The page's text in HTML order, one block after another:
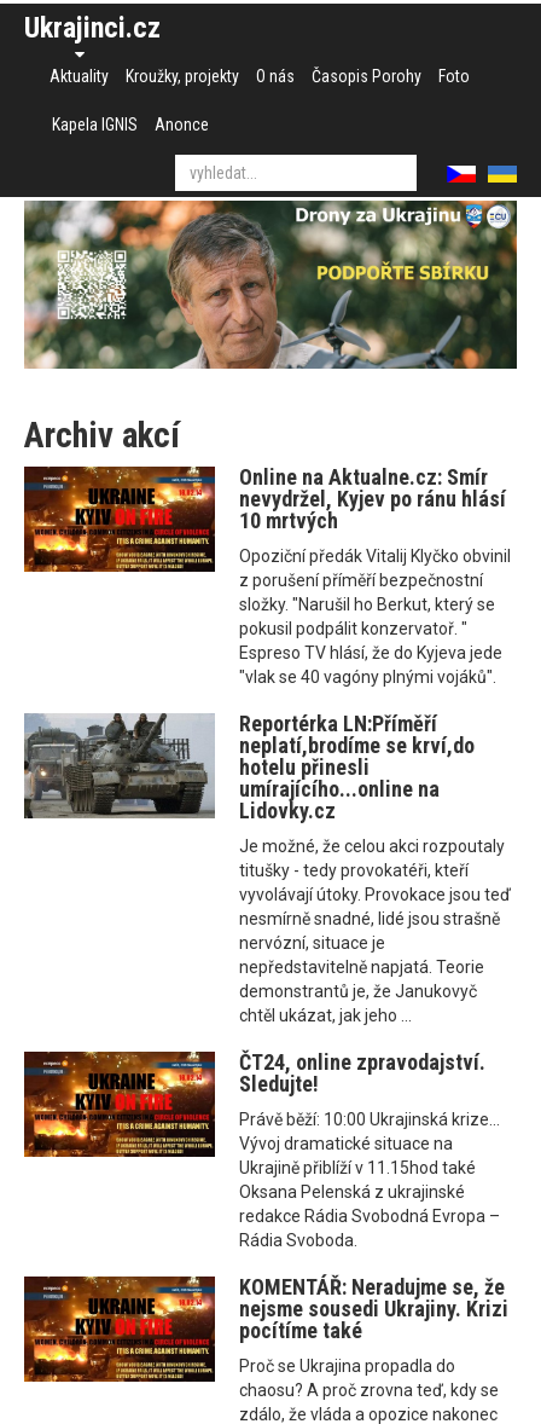
Ukrajinci.cz
Aktuality Kroužky, projekty O nás Časopis Porohy Foto
Kapela IGNIS Anonce
Archiv akcí
Online na Aktualne.cz: Smír
nevydržel, Kyjev po ránu hlásí
10 mrtvých
Opoziční předák Vitalij Klyčko obvinil
z porušení příměří bezpečnostní
složky. "Narušil ho Berkut, který se
pokusil podpálit konzervatoř. "
Espreso TV hlásí, že do Kyjeva jede
"vlak se 40 vagóny plnými vojáků".
Reportérka LN:Příměří
neplatí,brodíme se krví,do
hotelu přinesli
umírajícího...online na
Lidovky.cz
Je možné, že celou akci rozpoutaly
titušky - tedy provokatéři, kteří
vyvolávají útoky. Provokace jsou teď
nesmírně snadné, lidé jsou strašně
nervózní, situace je
nepředstavitelně napjatá. Teorie
demonstrantů je, že Janukovyč
chtěl ukázat, jak jeho ...
ČT24, online zpravodajství.
Sledujte!
Právě běží: 10:00 Ukrajinská krize...
Vývoj dramatické situace na
Ukrajině přiblíží v 11.15hod také
Oksana Pelenská z ukrajinské
redakce Rádia Svobodná Evropa –
Rádia Svoboda.
KOMENTÁŘ: Neradujme se, že
nejsme sousedi Ukrajiny. Krizi
pocítíme také
Proč se Ukrajina propadla do
chaosu? A proč zrovna teď, kdy se
zdálo, že vláda a opozice nakonec